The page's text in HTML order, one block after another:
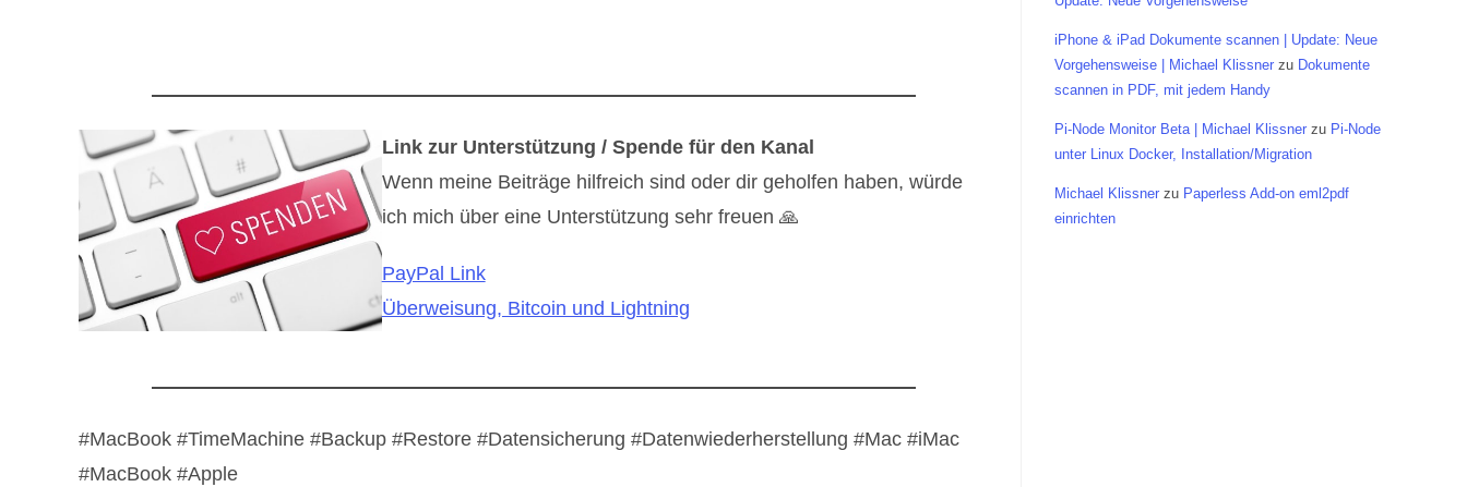
Link zur Unterstützung / Spende für den Kanal
Wenn meine Beiträge hilfreich sind oder dir geholfen haben, würde
ich mich über eine Unterstützung sehr freuen 🙏
PayPal Link
Überweisung, Bitcoin und Lightning
#MacBook #TimeMachine #Backup #Restore #Datensicherung #Datenwiederherstellung #Mac #iMac
#MacBook #Apple
iPhone & iPad Dokumente scannen | Update: Neue
Vorgehensweise | Michael Klissner zu Dokumente
scannen in PDF, mit jedem Handy
Pi-Node Monitor Beta | Michael Klissner zu Pi-Node
unter Linux Docker, Installation/Migration
Michael Klissner zu Paperless Add-on eml2pdf
einrichten